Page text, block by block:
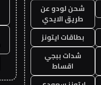
شحن لودو عن
طريق الايدي
بطاقات ايتونز
شدات ببجي
اقساط